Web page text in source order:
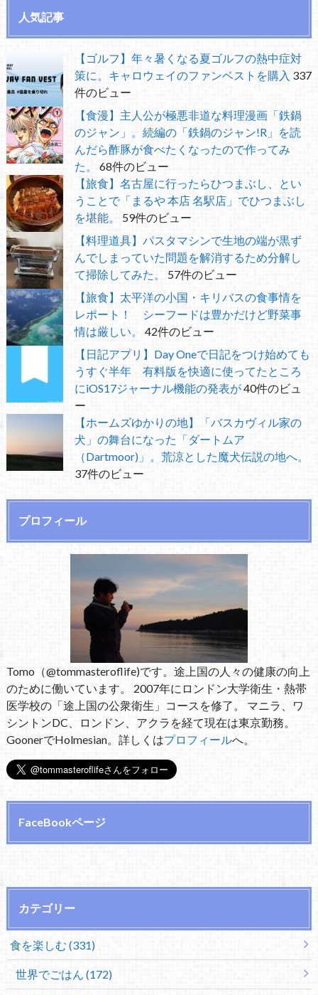
人気記事
【ゴルフ】年々暑くなる夏ゴルフの熱中症対
策に。キャロウェイのファンベストを購入 337
件のビュー
【食漫】主人公が極悪非道な料理漫画「鉄鍋
のジャン」。続編の「鉄鍋のジャン!R」を読
んだら酢豚が食べたくなったので作ってみ
た。
68件のビュー
【旅食】名古屋に行ったらひつまぶし、とい
うことで「まるや 本店 名駅店」でひつまぶし
を堪能。
59件のビュー
【料理道具】パスタマシンで生地の端が黒ず
んでしまっていた問題を解消するため分解し
て掃除してみた。
57件のビュー
【旅食】太平洋の小国・キリバスの食事情を
レポート！ シーフードは豊かだけど野菜事
情は厳しい。
42件のビュー
【日記アプリ】Day Oneで日記をつけ始めても
うすぐ半年 有料版を快適に使ってたところ
にiOS17ジャーナル機能の発表が40件のビュ
ー
【ホームズゆかりの地】「バスカヴィル家の
犬」の舞台になった「ダートムア
（Dartmoor)」。荒涼とした魔犬伝説の地へ。
37件のビュー
プロフィール
Tomo（@tommasteroflife)です。途上国の人々の健康の向上
のために働いています。 2007年にロンドン大学衛生・熱帯
医学校の「途上国の公衆衛生」コースを修了。 マニラ、ワ
シントンDC、ロンドン、アクラを経て現在は東京勤務。
GoonerでHolmesian。詳しくはプロフィールへ。
FaceBookページ
カテゴリー
食を楽しむ (331)
世界でごはん (172)